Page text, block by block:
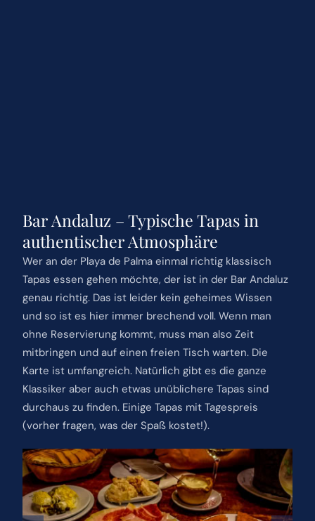
Bar Andaluz – Typische Tapas in
authentischer Atmosphäre
Wer an der Playa de Palma einmal richtig klassisch
Tapas essen gehen möchte, der ist in der Bar Andaluz
genau richtig. Das ist leider kein geheimes Wissen
und so ist es hier immer brechend voll. Wenn man
ohne Reservierung kommt, muss man also Zeit
mitbringen und auf einen freien Tisch warten. Die
Karte ist umfangreich. Natürlich gibt es die ganze
Klassiker aber auch etwas unüblichere Tapas sind
durchaus zu finden. Einige Tapas mit Tagespreis
(vorher fragen, was der Spaß kostet!).